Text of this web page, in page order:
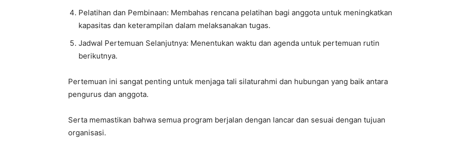
Pelatihan dan Pembinaan: Membahas rencana pelatihan bagi anggota untuk meningkatkan
kapasitas dan keterampilan dalam melaksanakan tugas.
Jadwal Pertemuan Selanjutnya: Menentukan waktu dan agenda untuk pertemuan rutin
berikutnya.
Pertemuan ini sangat penting untuk menjaga tali silaturahmi dan hubungan yang baik antara
pengurus dan anggota.
Serta memastikan bahwa semua program berjalan dengan lancar dan sesuai dengan tujuan
organisasi.